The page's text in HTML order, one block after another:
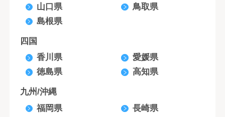
山口県
鳥取県
島根県
四国
香川県
愛媛県
徳島県
高知県
九州/沖縄
福岡県
長崎県